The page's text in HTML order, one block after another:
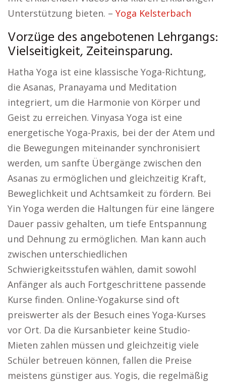
Unterstützung bieten. – Yoga Kelsterbach
Vorzüge des angebotenen Lehrgangs:
Vielseitigkeit, Zeiteinsparung.
Hatha Yoga ist eine klassische Yoga-Richtung,
die Asanas, Pranayama und Meditation
integriert, um die Harmonie von Körper und
Geist zu erreichen. Vinyasa Yoga ist eine
energetische Yoga-Praxis, bei der der Atem und
die Bewegungen miteinander synchronisiert
werden, um sanfte Übergänge zwischen den
Asanas zu ermöglichen und gleichzeitig Kraft,
Beweglichkeit und Achtsamkeit zu fördern. Bei
Yin Yoga werden die Haltungen für eine längere
Dauer passiv gehalten, um tiefe Entspannung
und Dehnung zu ermöglichen. Man kann auch
zwischen unterschiedlichen
Schwierigkeitsstufen wählen, damit sowohl
Anfänger als auch Fortgeschrittene passende
Kurse finden. Online-Yogakurse sind oft
preiswerter als der Besuch eines Yoga-Kurses
vor Ort. Da die Kursanbieter keine Studio-
Mieten zahlen müssen und gleichzeitig viele
Schüler betreuen können, fallen die Preise
meistens günstiger aus. Yogis, die regelmäßig